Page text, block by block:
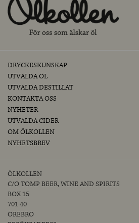
DRYCKESKUNSKAP
UTVALDA ÖL
UTVALDA DESTILLAT
KONTAKTA OSS
NYHETER
UTVALDA CIDER
OM ÖLKOLLEN
NYHETSBREV
ÖLKOLLEN
C/O TOMP BEER, WINE AND SPIRITS
BOX 15
701 40
ÖREBRO